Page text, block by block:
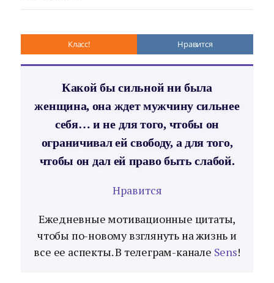
Класс! Нравится
Какой бы сильной ни была
женщина, она ждет мужчину сильнее
себя… и не для того, чтобы он
ограничивал ей свободу, а для того,
чтобы он дал ей право быть слабой.
Нравится
Ежедневные мотивационные цитаты,
чтобы по-новому взглянуть на жизнь и
все ее аспекты. В телеграм-канале Sens!